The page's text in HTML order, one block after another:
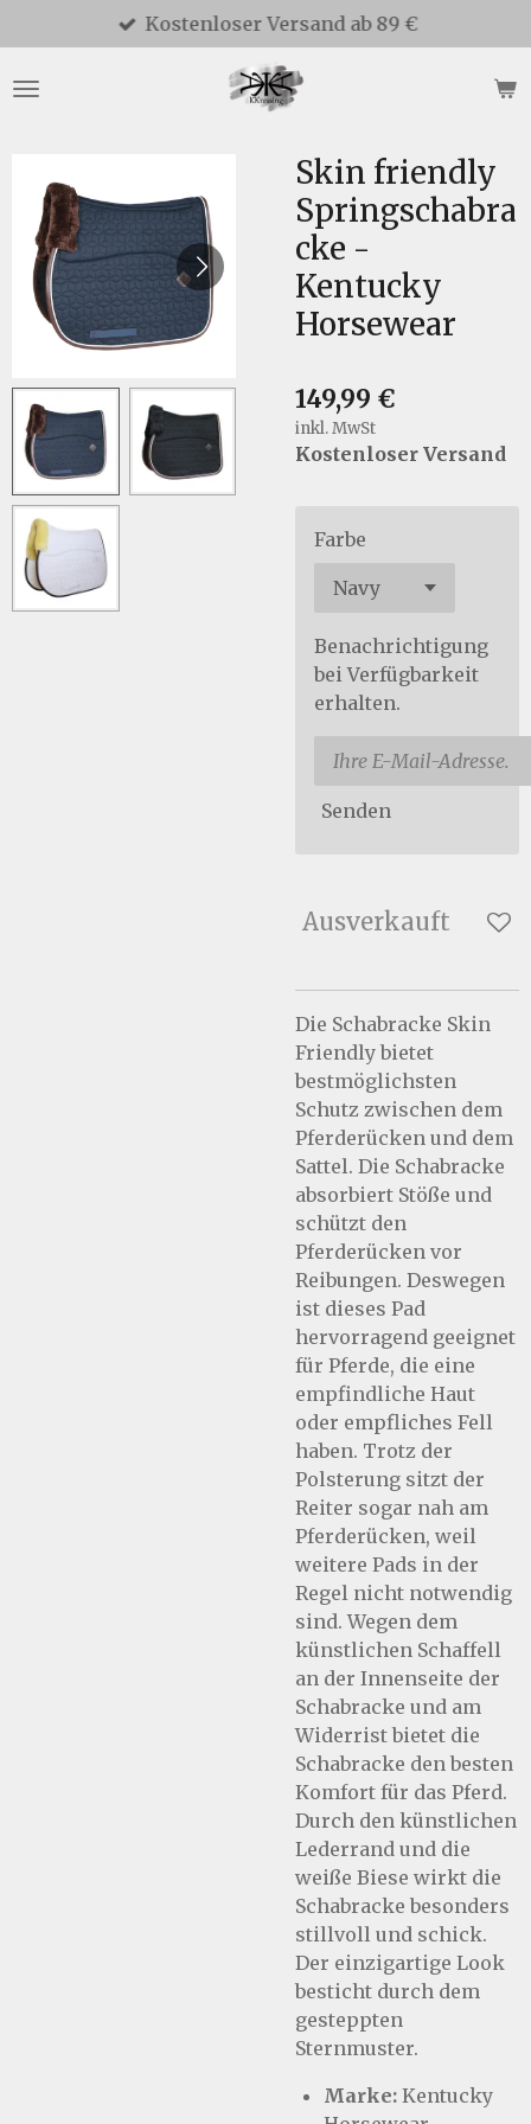
Hauptinhalt
springen
Kostenloser Versand ab 89 €
Skin friendly
Springschabra
cke -
Kentucky
Horsewear
149,99 €
inkl. MwSt
Kostenloser Versand
Farbe
Benachrichtigung
bei Verfügbarkeit
erhalten.
Senden
Ausverkauft
Die Schabracke Skin
Friendly bietet
bestmöglichsten
Schutz zwischen dem
Pferderücken und dem
Sattel. Die Schabracke
absorbiert Stöße und
schützt den
Pferderücken vor
Reibungen. Deswegen
ist dieses Pad
hervorragend geeignet
für Pferde, die eine
empfindliche Haut
oder empfliches Fell
haben. Trotz der
Polsterung sitzt der
Reiter sogar nah am
Pferderücken, weil
weitere Pads in der
Regel nicht notwendig
sind. Wegen dem
künstlichen Schaffell
an der Innenseite der
Schabracke und am
Widerrist bietet die
Schabracke den besten
Komfort für das Pferd.
Durch den künstlichen
Lederrand und die
weiße Biese wirkt die
Schabracke besonders
stillvoll und schick.
Der einzigartige Look
besticht durch dem
gesteppten
Sternmuster.
Marke: Kentucky